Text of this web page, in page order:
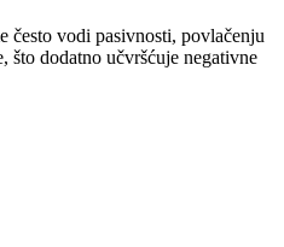
često vodi pasivnosti, povlačenju
što dodatno učvršćuje negativne